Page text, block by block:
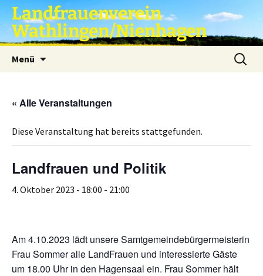
Zum
Inhalt
springen
Landfrauenverein
Wathlingen/Nienhagen
Menü
Suche
nach:
« Alle Veranstaltungen
Diese Veranstaltung hat bereits stattgefunden.
Landfrauen und Politik
4. Oktober 2023 - 18:00 - 21:00
Am 4.10.2023 lädt unsere Samtgemeindebürgermeisterin
Frau Sommer alle LandFrauen und interessierte Gäste
um 18.00 Uhr in den Hagensaal ein. Frau Sommer hält